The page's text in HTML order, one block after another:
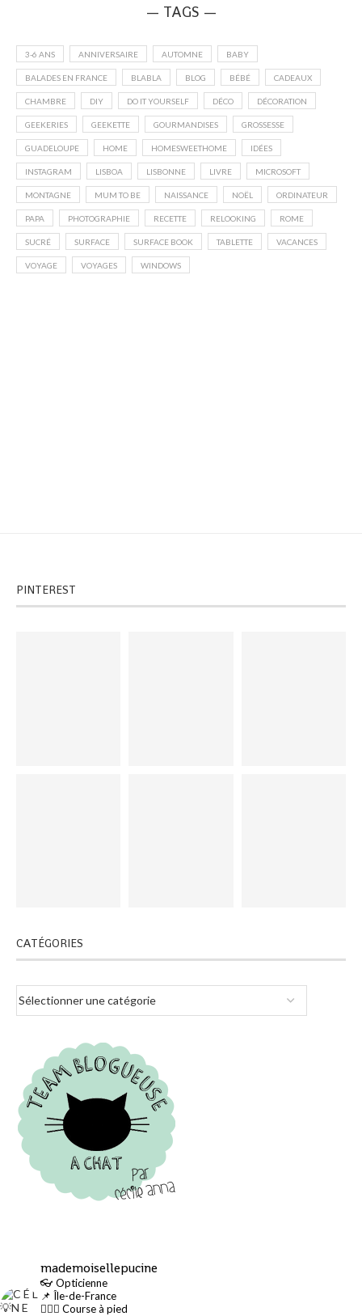
— TAGS —
3-6 ANS ANNIVERSAIRE AUTOMNE BABY
BALADES EN FRANCE BLABLA BLOG BÉBÉ CADEAUX
CHAMBRE DIY DO IT YOURSELF DÉCO DÉCORATION
GEEKERIES GEEKETTE GOURMANDISES GROSSESSE
GUADELOUPE HOME HOMESWEETHOME IDÉES
INSTAGRAM LISBOA LISBONNE LIVRE MICROSOFT
MONTAGNE MUM TO BE NAISSANCE NOËL ORDINATEUR
PAPA PHOTOGRAPHIE RECETTE RELOOKING ROME
SUCRÉ SURFACE SURFACE BOOK TABLETTE VACANCES
VOYAGE VOYAGES WINDOWS
PINTEREST
CATÉGORIES
mademoisellepucine
👓 Opticienne
📌 Île-de-France
🏃🏻‍♀️ Course à pied